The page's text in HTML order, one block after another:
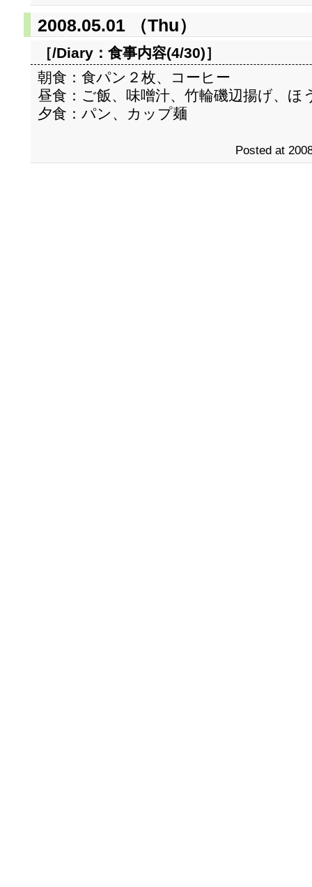
2008.05.01 （Thu）
［/Diary： 食事内容(4/30)］
朝食：食パン２枚、コーヒー
昼食：ご飯、味噌汁、竹輪磯辺揚げ、ほ
夕食：パン、カップ麺
Posted at